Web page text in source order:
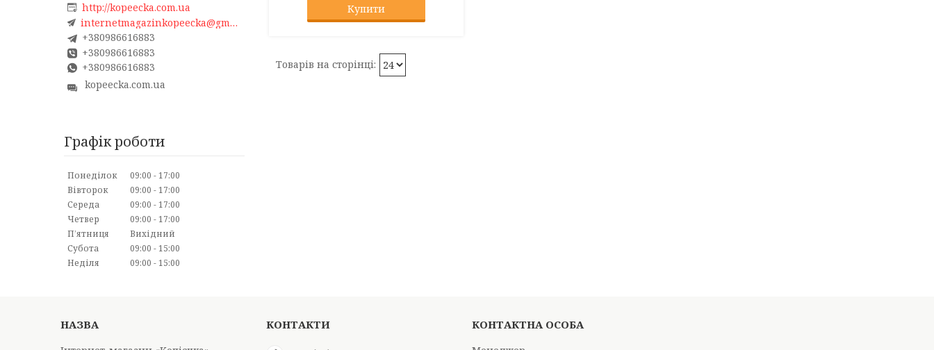
Купити
http://kopeecka.com.ua
internetmagazinkopeecka@gmail.com
+380986616883
+380986616883
+380986616883
kopeecka.com.ua
Графік роботи
Понеділок 09:00
17:00
Вівторок
09:00
17:00
Середа
09:00
17:00
Четвер
09:00
17:00
Пʼятниця
Вихідний
Субота
09:00
15:00
Неділя
09:00 15:00